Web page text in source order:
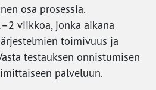
osa prosessia.
viikkoa, jonka aikana
toimivuus ja
testauksen onnistumisen
palveluun.